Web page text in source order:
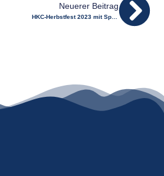
Neuerer Beitrag
HKC-Herbstfest 2023 mit Sportlerehrung